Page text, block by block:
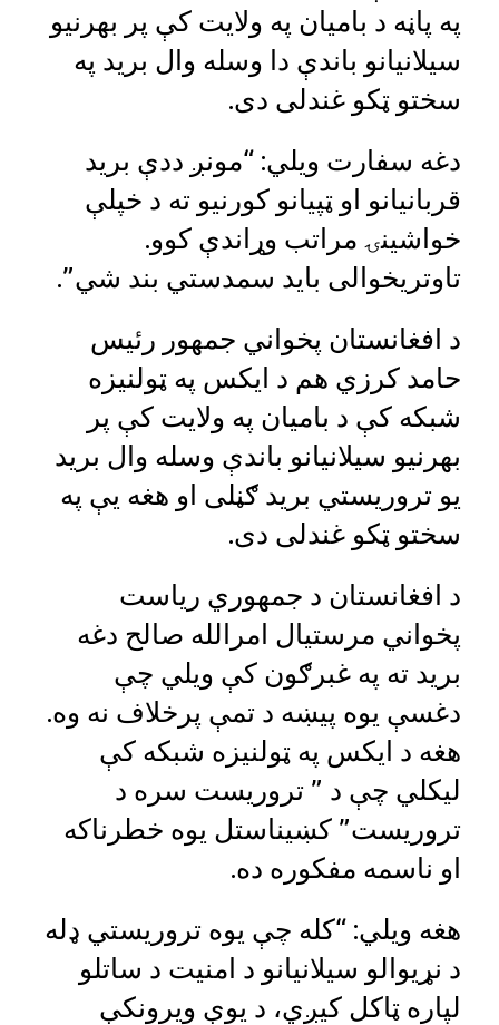
په پاڼه د بامیان په ولایت کې پر بهرنیو
سیلانیانو باندې دا وسله وال برید په
سختو ټکو غندلی دی.
دغه سفارت ویلي: “مونږ ددې برید
قربانیانو او ټپیانو کورنیو ته د خپلې
خواشینۍ مراتب وړاندې کوو.
تاوتریخوالی باید سمدستي بند شي”.
د افغانستان پخواني جمهور رئیس
حامد کرزي هم د ایکس په ټولنیزه
شبکه کې د بامیان په ولایت کې پر
بهرنیو سیلانیانو باندې وسله وال برید
یو تروریستي برید ګڼلی او هغه یې په
سختو ټکو غندلی دی.
د افغانستان د جمهوري ریاست
پخواني مرستیال امرالله صالح دغه
برید ته په غبرګون کې ویلي چې
دغسې یوه پیښه د تمې پرخلاف نه وه.
هغه د ایکس په ټولنیزه شبکه کې
لیکلي چې د ” تروریست سره د
تروریست” کښیناستل یوه خطرناکه
او ناسمه مفکوره ده.
هغه ویلي: “کله چې یوه تروریستي ډله
د نړیوالو سیلانیانو د امنیت د ساتلو
لپاره ټاکل کیږي، د یوې ویرونکې